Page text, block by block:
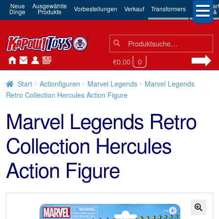
Neue
Dinge
Ausgewählte
Produkte Vorbestellungen Verkauf Transformers 3rd
Robots
Suchen
nach:
Suche
€0.00 0
Start Actionfiguren Marvel Legends
Marvel Legends
Retro Collection Hercules Action Figure
Marvel Legends Retro
Collection Hercules
Action Figure